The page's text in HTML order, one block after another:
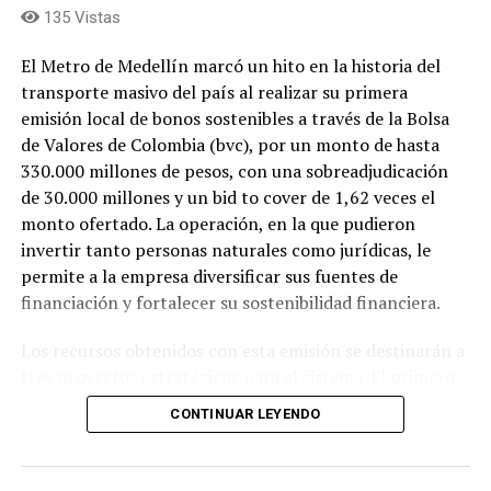
culturales, superando la obsolescencia de la
financiera y convirtiéndolo en un recinto
multipropósito bajo estándares internacionales,
mediante un modelo de financiación que combina
recursos públicos y privados.
Finalmente manifestaron que la EDU liderará la
estructuración del proyecto por su capacidad técnica y
jurídica, garantizando que el estadio continúe siendo de
propiedad del Distrito. También señalaron que este
modelo podría convertirse en un referente para el
proyectos estratégicos con esquemas de financiación
Otros Cabildantes manifestaron diferentes
135 Vistas
El Metro de Medellín marcó un hito en la historia del
transporte masivo del país al realizar su primera
emisión local de bonos sostenibles a través de la Bolsa
de Valores de Colombia (bvc), por un monto de hasta
330.000 millones de pesos, con una sobreadjudicación
de 30.000 millones y un bid to cover de 1,62 veces el
monto ofertado. La operación, en la que pudieron
invertir tanto personas naturales como jurídicas, le
permite a la empresa diversificar sus fuentes de
financiación y fortalecer su sostenibilidad financiera.
es la adquisición, con ensamblaje local, de 13 trenes
eléctricos nuevos, equivalentes a 39 vagones, que
CONTINUAR LEYENDO